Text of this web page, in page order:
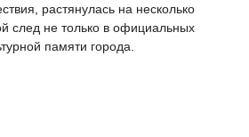
растянулась на несколько
след не только в официальных
памяти города.